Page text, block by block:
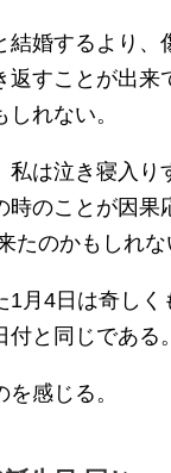
婚するより、
返すことが出来
れない。
私は泣き寝入り
時のことが因果
たのかもしれな
1月4日は奇しく
と同じである。
感じる。